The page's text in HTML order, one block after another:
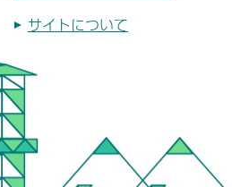
サイトについて